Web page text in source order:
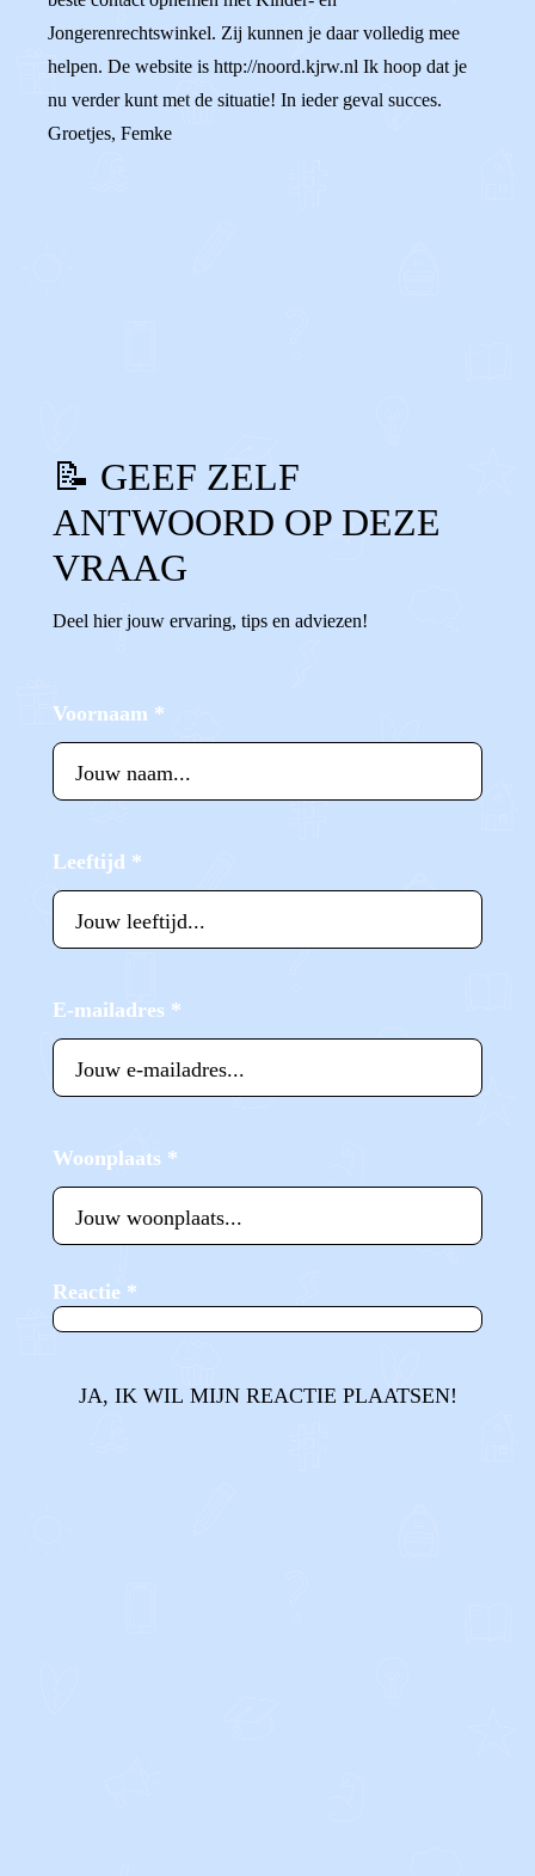
Jongerenrechtswinkel. Zij kunnen je daar volledig mee
helpen. De website is http://noord.kjrw.nl Ik hoop dat je
nu verder kunt met de situatie! In ieder geval succes.
Groetjes, Femke
📝 GEEF ZELF
ANTWOORD OP DEZE
VRAAG
Deel hier jouw ervaring, tips en adviezen!
Voornaam *
Leeftijd *
E-mailadres *
Woonplaats *
Reactie *
JA, IK WIL MIJN REACTIE PLAATSEN!